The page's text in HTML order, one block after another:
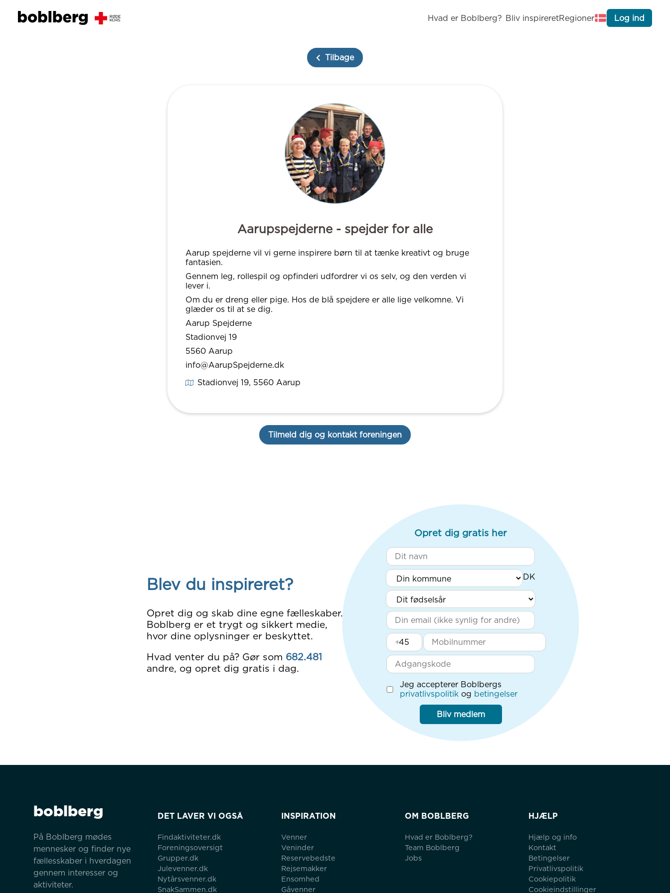
Hvad er Boblberg? Bliv inspireretRegioner Log ind
Tilbage
Aarupspejderne - spejder for alle
Aarup spejderne vil vi gerne inspirere børn til at tænke kreativt og bruge
fantasien.
Gennem leg, rollespil og opfinderi udfordrer vi os selv, og den verden vi
lever i.
Om du er dreng eller pige. Hos de blå spejdere er alle lige velkomne. Vi
glæder os til at se dig.
Aarup Spejderne
Stadionvej 19
5560 Aarup
info@AarupSpejderne.dk
Stadionvej 19, 5560Aarup
Tilmeld dig og kontakt foreningen
Blev du inspireret?
Opret dig og skab dine egne fælleskaber.
Boblberg er et trygt og sikkert medie,
hvor dine oplysninger er beskyttet.
Hvad venter du på? Gør som 682.481
andre, og opret dig gratis i dag.
Opret dig gratis her
+
Jeg accepterer Boblbergs
privatlivspolitik og betingelser
Bliv medlem
boblberg
På Boblberg mødes
mennesker og finder nye
fællesskaber i hverdagen
gennem interesser og
aktiviteter.
DET LAVER VI OGSÅ
Findaktiviteter.dk
Foreningsoversigt
Grupper.dk
Julevenner.dk
Nytårsvenner.dk
SnakSammen.dk
INSPIRATION
Venner
Veninder
Reservebedste
Rejsemakker
Ensomhed
Gåvenner
OM BOBLBERG
Hvad er Boblberg?
Team Boblberg
Jobs
HJÆLP
Hjælp og info
Kontakt
Betingelser
Privatlivspolitik
Cookiepolitik
Cookieindstillinger